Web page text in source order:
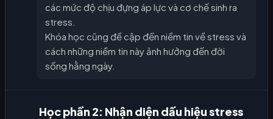
các mức độ chịu đựng áp lực và cơ chế sinh ra
stress.
Khóa học cũng đề cập đến niềm tin về stress và
cách những niềm tin này ảnh hưởng đến đời
sống hằng ngày.
Học phần 2: Nhận diện dấu hiệu stress